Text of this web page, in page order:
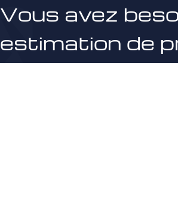
Vous avez
estimation de